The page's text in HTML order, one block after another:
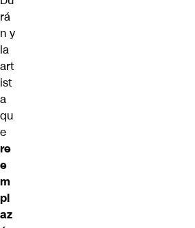
rá
n y
la
art
ist
a
qu
e
re
e
m
pl
az